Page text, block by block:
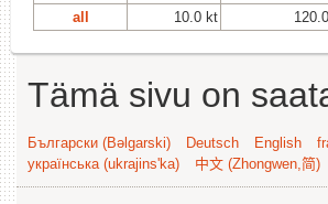
all
10.0 kt
Tämä sivu on
Български (Bəlgarski) Deutsch English
українська (ukrajins'ka)
中文 (Zhongwen,简)